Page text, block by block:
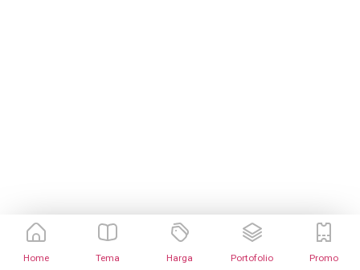
Home Tema Harga Portofolio Promo